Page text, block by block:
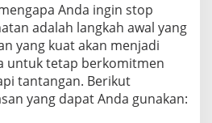
Anda ingin stop
adalah langkah awal yang
yang kuat akan menjadi
untuk tetap berkomitmen
tantangan. Berikut
yang dapat Anda gunakan: